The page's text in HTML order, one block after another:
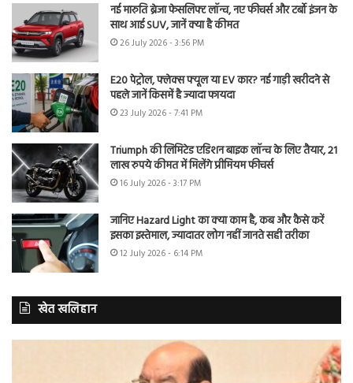
नई मारुति ब्रेजा फेसलिफ्ट लॉन्च, नए फीचर्स और टर्बो इंजन के
साथ आई SUV, जानें क्या है कीमत
26 July 2026 - 3:56 PM
E20 पेट्रोल, फ्लेक्स फ्यूल या EV कार? नई गाड़ी खरीदने से
पहले जानें किसमें है ज्यादा फायदा
23 July 2026 - 7:41 PM
Triumph की लिमिटेड एडिशन बाइक लॉन्च के लिए तैयार, 21
लाख रुपये कीमत में मिलेंगे प्रीमियम फीचर्स
16 July 2026 - 3:17 PM
जानिए Hazard Light का क्या काम है, कब और कैसे करें
इसका इस्तेमाल, ज्यादातर लोग नहीं जानते सही तरीका
12 July 2026 - 6:14 PM
खेत खलिहान